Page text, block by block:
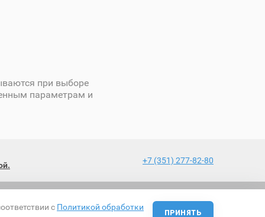
при выборе
параметрам и
+7 (351) 277-82-80
Разработка и поисковое продвижение сайта
с Политикой обработки
ПРИНЯТЬ